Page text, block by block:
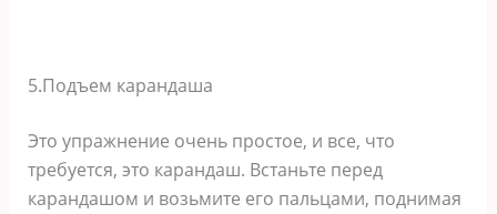
5.Подъем карандаша
Это упражнение очень простое, и все, что
требуется, это карандаш. Встаньте перед
карандашом и возьмите его пальцами, поднимая